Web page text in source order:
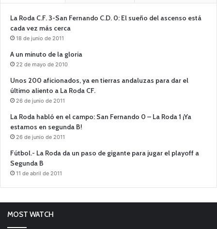
La Roda C.F. 3-San Fernando C.D. 0: El sueño del ascenso está
cada vez más cerca
18 de junio de 2011
A un minuto de la gloria
22 de mayo de 2010
Unos 200 aficionados, ya en tierras andaluzas para dar el
último aliento a La Roda CF.
26 de junio de 2011
La Roda habló en el campo: San Fernando 0 – La Roda 1 ¡Ya
estamos en segunda B!
26 de junio de 2011
Fútbol.- La Roda da un paso de gigante para jugar el playoff a
Segunda B
11 de abril de 2011
MOST WATCH